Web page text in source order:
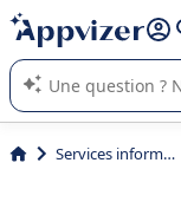
répondre (plusieurs
L'IA de Appvizer
logiciel SaaS en
Services informatiques